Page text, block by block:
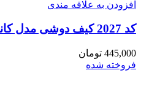
افزودن به علاقه مندی
کد 2027 کیف دوشی مدل کاندلا
445,000 تومان
فروخته شده